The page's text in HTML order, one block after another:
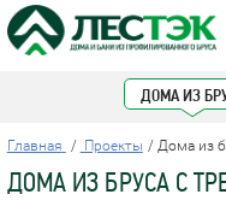
ДОМА ИЗ
Главная Проекты Дома из
ДОМА ИЗ БРУСА С